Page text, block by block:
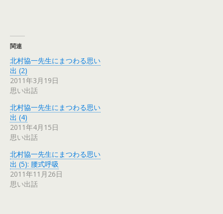
関連
北村協一先生にまつわる思い
出 (2)
2011年3月19日
思い出話
北村協一先生にまつわる思い
出 (4)
2011年4月15日
思い出話
北村協一先生にまつわる思い
出 (5): 腰式呼吸
2011年11月26日
思い出話